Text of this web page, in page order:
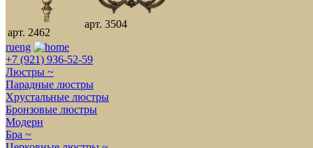
арт. 2462
арт. 3504
rueng
+7 (921) 936-52-59
Люстры ~
Парадные люстры
Хрустальные люстры
Бронзовые люстры
Модерн
Бра ~